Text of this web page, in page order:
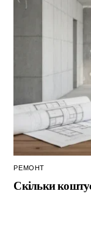
РЕМОНТ
Скільки